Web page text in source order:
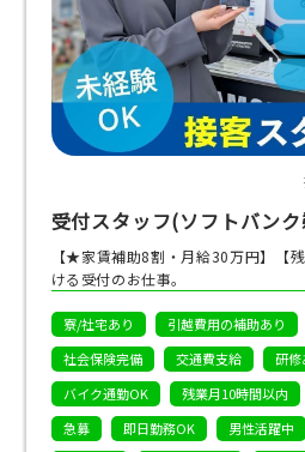
受付スタッフ(ソフトバン
【★家賃補助8割・月給30万円】【
ける受付のお仕事。
寮/社宅あり 引越費用の補助あり
社会保険完備
交通費支給 研修
バイク通勤OK
残業月10時間以内
急募
即日勤務OK 男性活躍中